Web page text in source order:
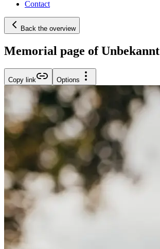
Contact
Back the overview
Memorial page of Unbekannt
Copy link Options